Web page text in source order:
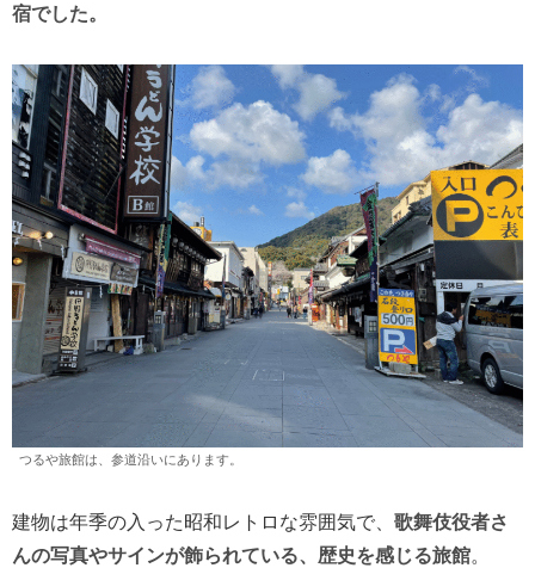
宿でした。
つるや旅館は、参道沿いにあります。
建物は年季の入った昭和レトロな雰囲気で、 歌舞伎役者さ
んの写真やサインが飾られている、歴史を感じる旅館。